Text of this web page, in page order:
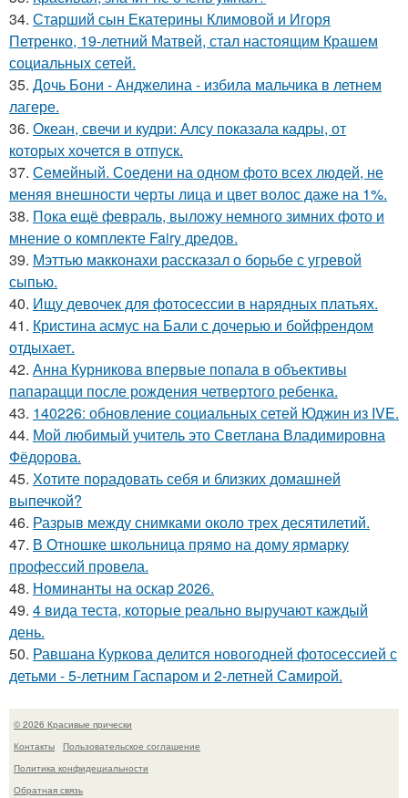
34. Старший сын Екатерины Климовой и Игоря
Петренко, 19-летний Матвей, стал настоящим Крашем
социальных сетей.
35. Дочь Бони - Анджелина - избила мальчика в летнем
лагере.
36. Океан, свечи и кудри: Алсу показала кадры, от
которых хочется в отпуск.
37. Семейный. Соедени на одном фото всех людей, не
меняя внешности черты лица и цвет волос даже на 1%.
38. Пока ещё февраль, выложу немного зимних фото и
мнение о комплекте Fairy дредов.
39. Мэттью макконахи рассказал о борьбе с угревой
сыпью.
40. Ищу девочек для фотосессии в нарядных платьях.
41. Кристина асмус на Бали с дочерью и бойфрендом
отдыхает.
42. Анна Курникова впервые попала в объективы
папарацци после рождения четвертого ребенка.
43. 140226: обновление социальных сетей Юджин из IVE.
44. Мой любимый учитель это Светлана Владимировна
Фёдорова.
45. Хотите порадовать себя и близких домашней
выпечкой?
46. Разрыв между снимками около трех десятилетий.
47. В Отношке школьница прямо на дому ярмарку
профессий провела.
48. Номинанты на оскар 2026.
49. 4 вида теста, которые реально выручают каждый
день.
50. Равшана Куркова делится новогодней фотосессией с
детьми - 5-летним Гаспаром и 2-летней Самирой.
© 2026 Красивые прически
Контакты
Пользовательское соглашение
Политика конфидециальности
Обратная связь